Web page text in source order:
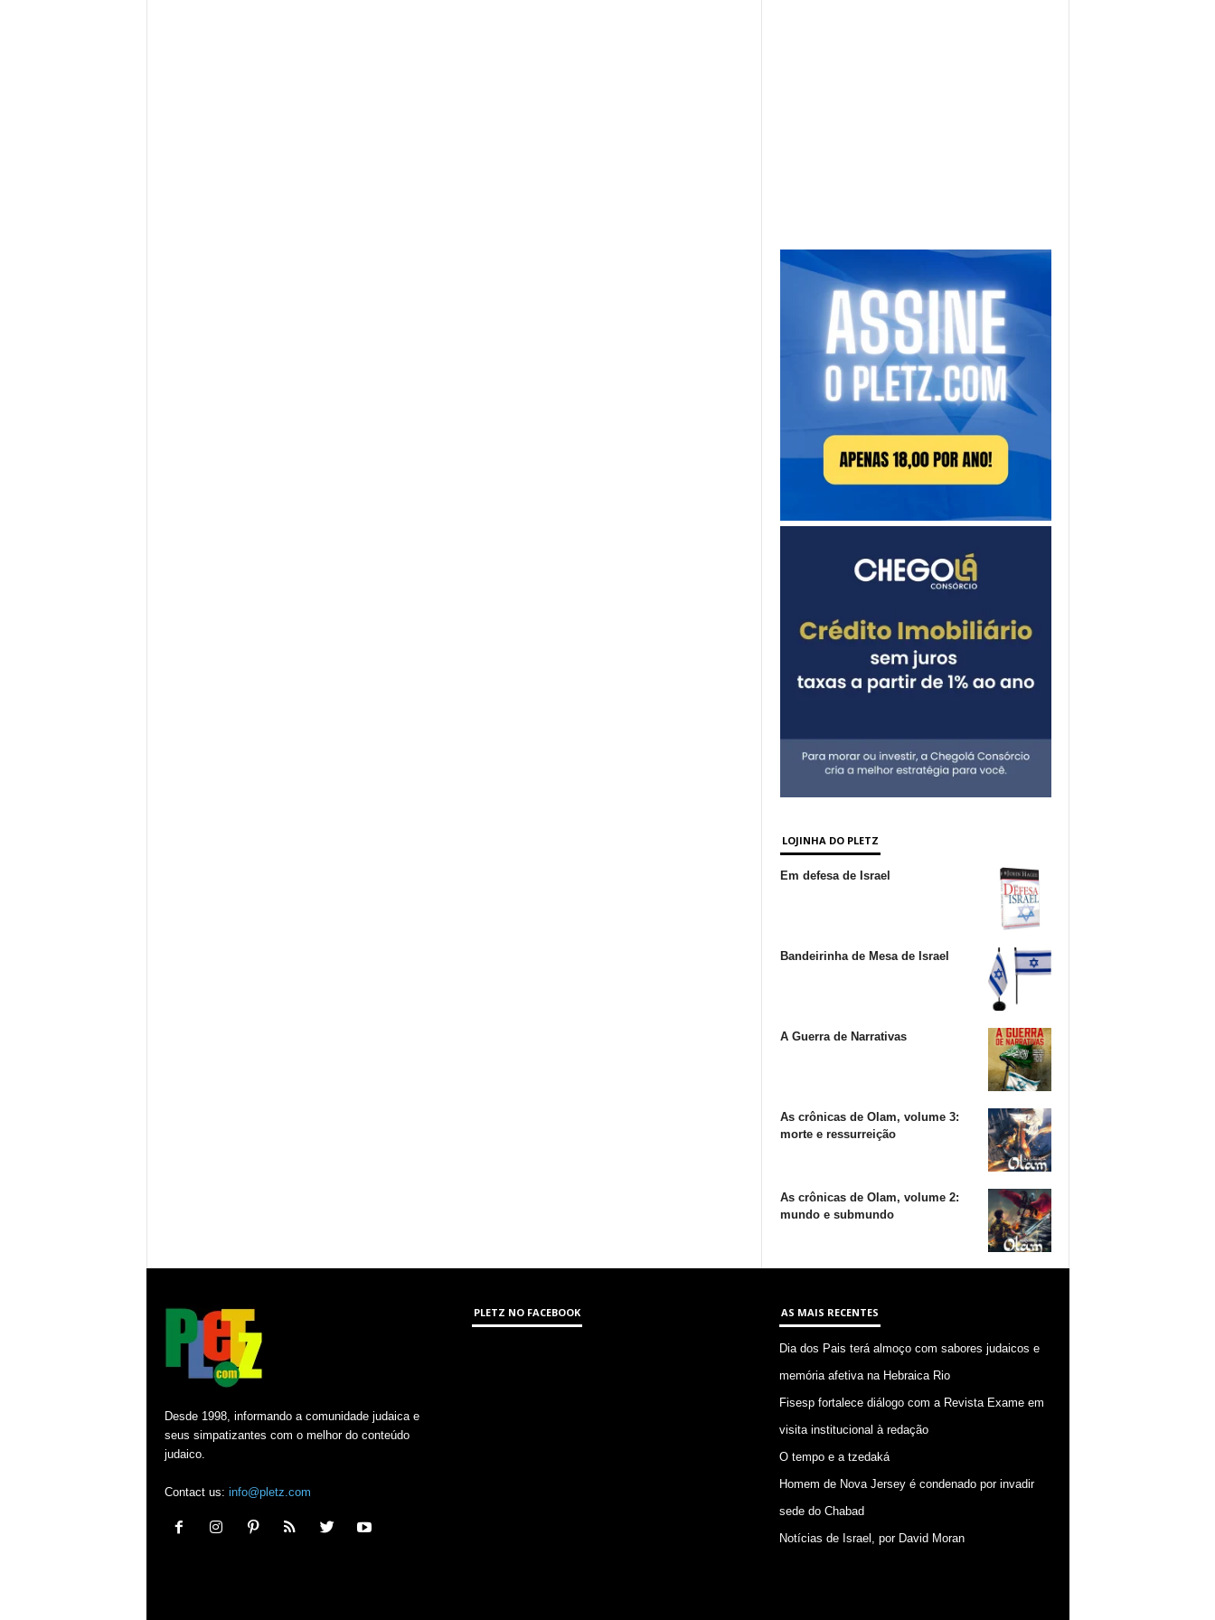
LOJINHA DO PLETZ
Em defesa de Israel
Bandeirinha de Mesa de Israel
A Guerra de Narrativas
As crônicas de Olam, volume 3:
morte e ressurreição
As crônicas de Olam, volume 2:
mundo e submundo
Desde 1998, informando a comunidade judaica e
seus simpatizantes com o melhor do conteúdo
judaico.
Contact us: info@pletz.com
PLETZ NO FACEBOOK AS MAIS RECENTES
Dia dos Pais terá almoço com sabores judaicos e
memória afetiva na Hebraica Rio
Fisesp fortalece diálogo com a Revista Exame em
visita institucional à redação
O tempo e a tzedaká
Homem de Nova Jersey é condenado por invadir
sede do Chabad
Notícias de Israel, por David Moran